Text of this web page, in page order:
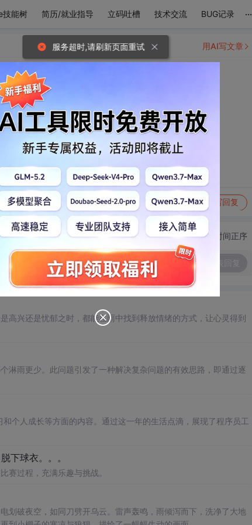
技能树 简历/就业指导 立码吐槽 技术交流 BUG记录 ...
转发到动态 举报 写回复
用AI写文章
切换为时间正序
高兴还是忧郁之时，都能在雨中找到释放情绪的方式，让心灵得到
淋雨更少。此问题引发了一种解决复杂问题的有效思路，即通过逐
个人成长等方面的内容。通过这一年的生活点滴，展现了程序员工
下球衣。。。
赛过程，充满乐趣与挑战。
划破夜空，如同刀劈开乌云。雷声轰鸣，雨倾泻而下，洗净了大地
服务超时,请刷新页面重试